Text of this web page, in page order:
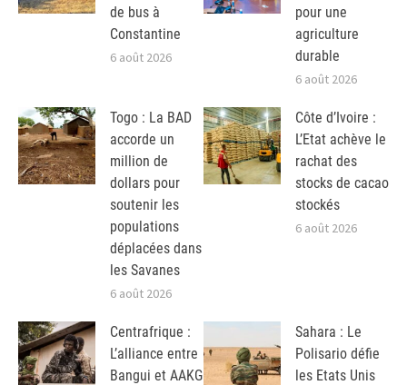
de bus à
Constantine
6 août 2026
pour une
agriculture
durable
6 août 2026
Togo : La BAD
accorde un
million de
dollars pour
soutenir les
populations
déplacées dans
les Savanes
6 août 2026
Côte d’Ivoire :
L’Etat achève le
rachat des
stocks de cacao
stockés
6 août 2026
Centrafrique :
L’alliance entre
Bangui et AAKG
Sahara : Le
Polisario défie
les Etats Unis